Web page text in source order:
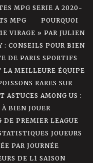
MPG SERIE A 2020-
MPG
POURQUOI
VIRAGE » PAR JULIEN
: CONSEILS POUR BIEN
DE PARIS SPORTIFS
LA MEILLEURE ÉQUIPE
RARES SUR
ASTUCES AMONG US :
BIEN JOUER
DE PREMIER LEAGUE
JOUEURS
PAR JOURNÉE
DE L1 SAISON